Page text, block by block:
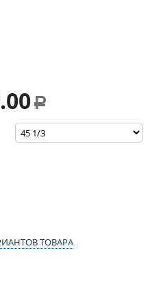
Р
ТОВАРА